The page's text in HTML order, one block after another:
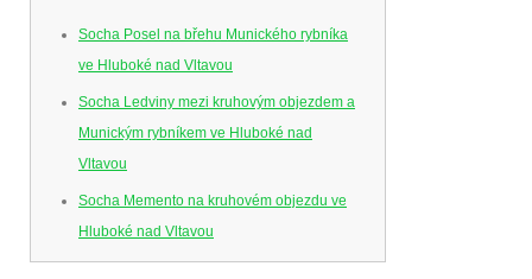
Socha Posel na břehu Munického rybníka
ve Hluboké nad Vltavou
Socha Ledviny mezi kruhovým objezdem a
Munickým rybníkem ve Hluboké nad
Vltavou
Socha Memento na kruhovém objezdu ve
Hluboké nad Vltavou
Socha Chalikotérium v ZOO Hluboká